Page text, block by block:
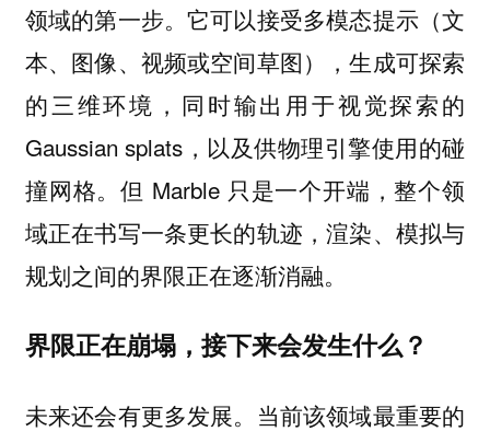
领域的第一步。它可以接受多模态提示（文
本、图像、视频或空间草图），生成可探索
的三维环境，同时输出用于视觉探索的
Gaussian splats，以及供物理引擎使用的碰
撞网格。但 Marble 只是一个开端，整个领
域正在书写一条更长的轨迹，渲染、模拟与
规划之间的界限正在逐渐消融。
界限正在崩塌，接下来会发生什么？
未来还会有更多发展。当前该领域最重要的